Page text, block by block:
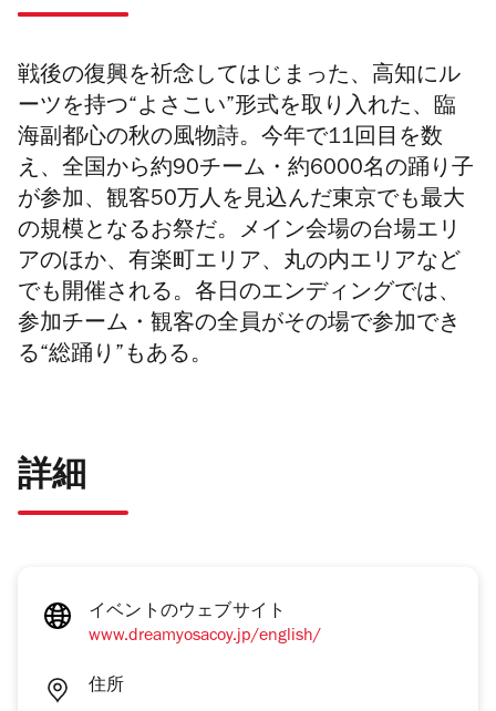
戦後の復興を祈念してはじまった、高知にル
ーツを持つ“よさこい”形式を取り入れた、臨
海副都心の秋の風物詩。今年で11回目を数
え、全国から約90チーム・約6000名の踊り子
が参加、観客50万人を見込んだ東京でも最大
の規模となるお祭だ。メイン会場の台場エリ
アのほか、有楽町エリア、丸の内エリアなど
でも開催される。各日のエンディングでは、
参加チーム・観客の全員がその場で参加でき
る“総踊り”もある。
詳細
イベントのウェブサイト
www.dreamyosacoy.jp/english/
住所